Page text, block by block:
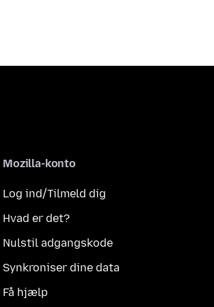
Mozilla-konto
Log ind/Tilmeld dig
Hvad er det?
Nulstil adgangskode
Synkroniser dine data
Få hjælp